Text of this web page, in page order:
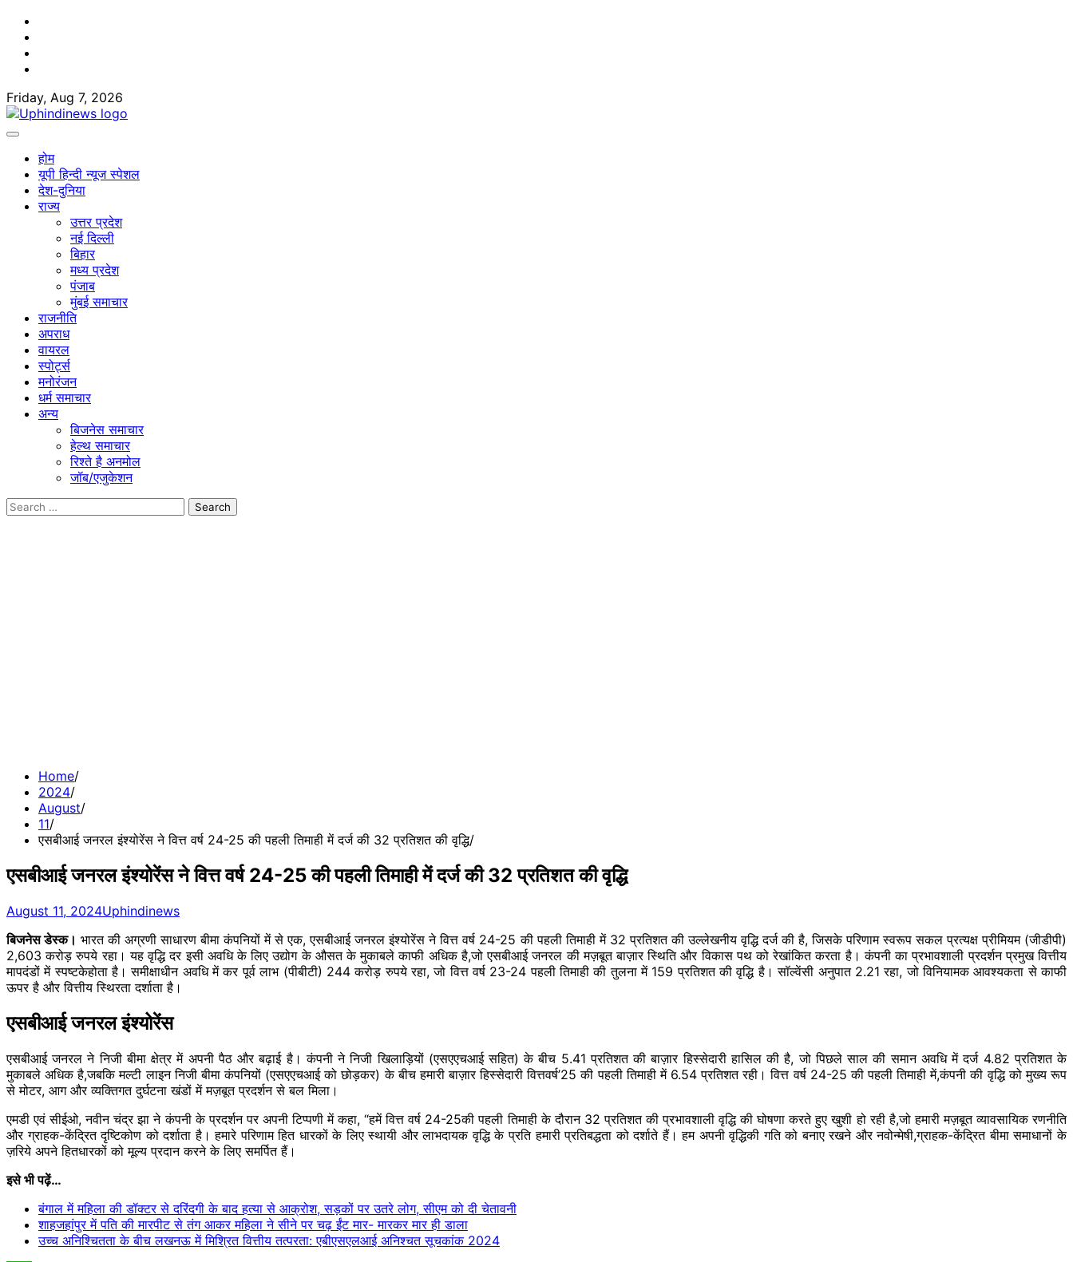
Skip
content
Friday, Aug 7, 2026
होम
यूपी हिन्दी न्यूज स्पेशल
देश-दुनिया
राज्य
उत्तर प्रदेश
नई दिल्ली
बिहार
मध्य प्रदेश
पंजाब
मुंबई समाचार
राजनीति
अपराध
वायरल
स्पोर्ट्स
मनोरंजन
धर्म समाचार
अन्य
बिजनेस समाचार
हेल्थ समाचार
रिश्ते है अनमोल
जॉब/एजुकेशन
Search
Home
2024
August
11
एसबीआई जनरल इंश्योरेंस ने वित्त वर्ष 24-25 की पहली तिमाही में दर्ज की 32 प्रतिशत की वृद्धि
एसबीआई जनरल इंश्योरेंस ने वित्त वर्ष 24-25 की पहली तिमाही में दर्ज की 32 प्रतिशत की वृद्धि
August 11, 2024Uphindinews
बिजनेस डेस्क। भारत की अग्रणी साधारण बीमा कंपनियों में से एक, एसबीआई जनरल इंश्योरेंस ने वित्त वर्ष 24-25 की पहली तिमाही में 32 प्रतिशत की उल्लेखनीय वृद्धि दर्ज की है, जिसके परिणाम स्वरूप सकल प्रत्यक्ष प्रीमियम (जीडीपी)
2,603 करोड़ रुपये रहा। यह वृद्धि दर इसी अवधि के लिए उद्योग के औसत के मुकाबले काफी अधिक है,जो एसबीआई जनरल की मज़बूत बाज़ार स्थिति और विकास पथ को रेखांकित करता है। कंपनी का प्रभावशाली प्रदर्शन प्रमुख वित्तीय
मापदंडों में स्पष्टकेहोता है। समीक्षाधीन अवधि में कर पूर्व लाभ (पीबीटी) 244 करोड़ रुपये रहा, जो वित्त वर्ष 23-24 पहली तिमाही की तुलना में 159 प्रतिशत की वृद्धि है। सॉल्वेंसी अनुपात 2.21 रहा, जो विनियामक आवश्यकता से काफी
ऊपर है और वित्तीय स्थिरता दर्शाता है।
एसबीआई जनरल इंश्योरेंस
एसबीआई जनरल ने निजी बीमा क्षेत्र में अपनी पैठ और बढ़ाई है। कंपनी ने निजी खिलाड़ियों (एसएएचआई सहित) के बीच 5.41 प्रतिशत की बाज़ार हिस्सेदारी हासिल की है, जो पिछले साल की समान अवधि में दर्ज 4.82 प्रतिशत के
मुकाबले अधिक है,जबकि मल्टी लाइन निजी बीमा कंपनियों (एसएएचआई को छोड़कर) के बीच हमारी बाज़ार हिस्सेदारी वित्तवर्ष’25 की पहली तिमाही में 6.54 प्रतिशत रही। वित्त वर्ष 24-25 की पहली तिमाही में,कंपनी की वृद्धि को मुख्य रूप
से मोटर, आग और व्यक्तिगत दुर्घटना खंडों में मज़बूत प्रदर्शन से बल मिला।
एमडी एवं सीईओ, नवीन चंद्र झा ने कंपनी के प्रदर्शन पर अपनी टिप्पणी में कहा, “हमें वित्त वर्ष 24-25की पहली तिमाही के दौरान 32 प्रतिशत की प्रभावशाली वृद्धि की घोषणा करते हुए खुशी हो रही है,जो हमारी मज़बूत व्यावसायिक रणनीति
और ग्राहक-केंद्रित दृष्टिकोण को दर्शाता है। हमारे परिणाम हित धारकों के लिए स्थायी और लाभदायक वृद्धि के प्रति हमारी प्रतिबद्धता को दर्शाते हैं। हम अपनी वृद्धिकी गति को बनाए रखने और नवोन्मेषी,ग्राहक-केंद्रित बीमा समाधानों के
ज़रिये अपने हितधारकों को मूल्य प्रदान करने के लिए समर्पित हैं।
इसे भी पढ़ें…
बंगाल में महिला की डॉक्टर से दरिंदगी के बाद हत्या से आक्रोश, सड़कों पर उतरे लोग, सीएम को दी चेतावनी
शाहजहांपुर में पति की मारपीट से तंग आकर महिला ने सीने पर चढ़ ईंट मार- मारकर मार ही डाला
उच्च अनिश्चितता के बीच लखनऊ में मिश्रित वित्तीय तत्परता: एबीएसएलआई अनिश्चत सूचकांक 2024